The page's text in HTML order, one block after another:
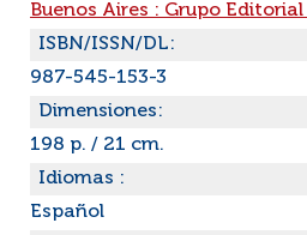
Buenos Aires : Grupo
ISBN/ISSN/DL:
987-545-153-3
Dimensiones:
198 p. / 21 cm.
Idiomas :
Español